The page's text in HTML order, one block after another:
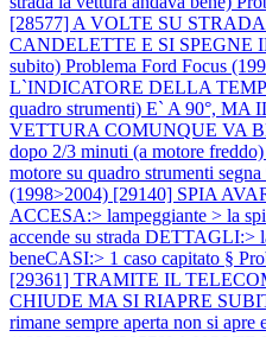
[28577] A VOLTE SU
CANDELETTE E SI SPEGNE
subito) Problema Ford Focus
L`INDICATORE DELLA
quadro strumenti) E` A 90°,
VETTURA COMUNQUE VA
dopo 2/3 minuti (a motore
motore su quadro strumenti segna
(1998>2004) [29140] SPIA
ACCESA:> lampeggiante > la
accende su strada DETTAGLI:>
beneCASI:> 1 caso capitato §
[29361] TRAMITE IL
CHIUDE MA SI RIAPRE
rimane sempre aperta non si apre